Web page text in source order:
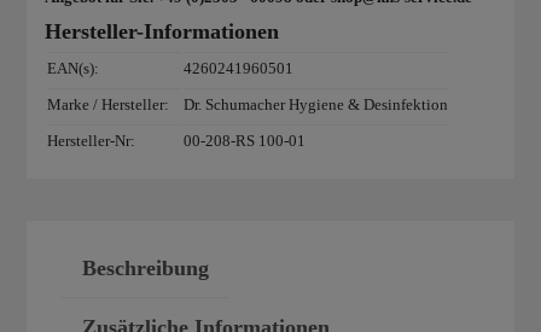
Hersteller-Informationen
EAN(s): 4260241960501
Marke / Hersteller: Dr. Schumacher Hygiene & Desinfektion
Hersteller-Nr: 00-208-RS 100-01
Beschreibung
Zusätzliche Informationen